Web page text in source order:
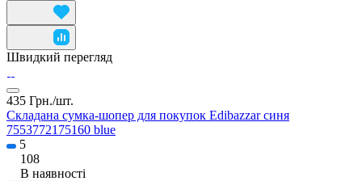
Швидкий перегляд
435 Грн./шт.
Складана сумка-шопер для покупок Edibazzar синя
7553772175160 blue
5
108
В наявності